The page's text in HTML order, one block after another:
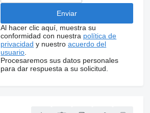
Al hacer clic aquí, muestra su
conformidad con nuestra política de
privacidad y nuestroacuerdo del
usuario
Procesaremos sus datos personales
para dar respuesta a su solicitud.